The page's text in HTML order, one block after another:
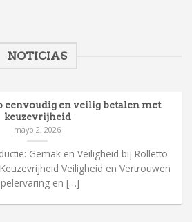
NOTICIAS
eenvoudig en veilig betalen met
keuzevrijheid
mayo 2, 2026
Gemak en Veiligheid bij Rolletto
Veiligheid en Vertrouwen
en […]